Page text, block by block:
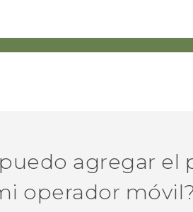
agregar el
operador móvil?